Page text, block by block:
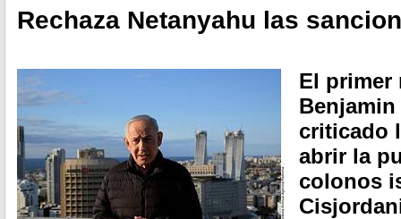
Rechaza Netanyahu las
El primer
Benjamin
criticado
abrir la
colonos